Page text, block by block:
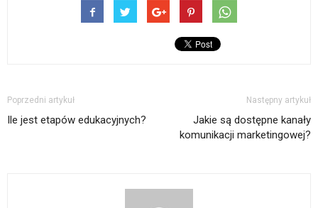
Poprzedni artykuł
Ile jest etapów edukacyjnych?
Następny artykuł
Jakie są dostępne kanały
komunikacji marketingowej?